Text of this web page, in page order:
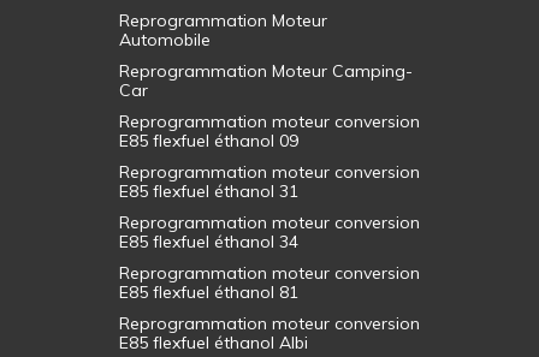
Reprogrammation Moteur
Automobile
Reprogrammation Moteur Camping-
Car
Reprogrammation moteur conversion
E85 flexfuel éthanol 09
Reprogrammation moteur conversion
E85 flexfuel éthanol 31
Reprogrammation moteur conversion
E85 flexfuel éthanol 34
Reprogrammation moteur conversion
E85 flexfuel éthanol 81
Reprogrammation moteur conversion
E85 flexfuel éthanol Albi